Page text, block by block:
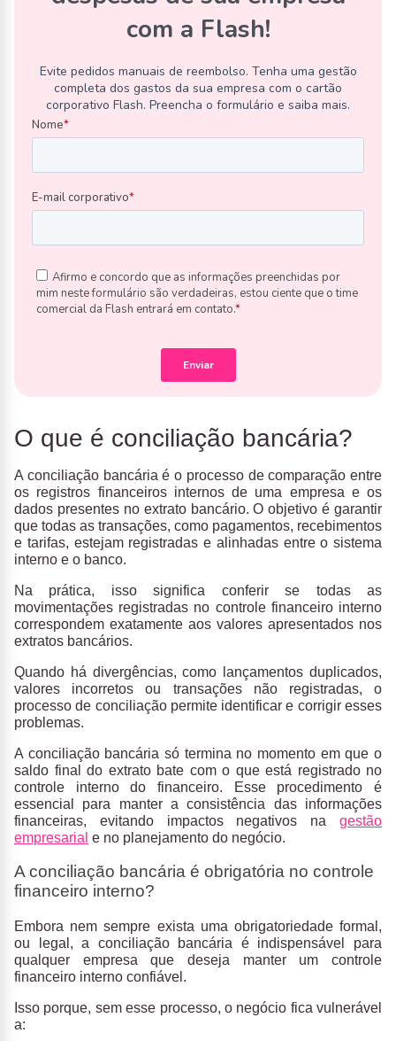
O que é conciliação bancária?
A conciliação bancáriaé o processo decomparação entre
os registros financeiros internos de uma empresa e os
dados presentes no extrato bancário. O objetivo é garantir
que todas as transações, como pagamentos, recebimentos
e tarifas, estejam registradas e alinhadas entre o sistema
interno e o banco.
Na prática, isso significa conferir se todas as
movimentações registradas no controle financeiro interno
correspondem exatamente aos valores apresentados nos
extratos bancários.
Quando há divergências, como lançamentos duplicados,
valores incorretos ou transações não registradas, o
processo de conciliação permite identificar e corrigir esses
problemas.
A conciliação bancária só termina no momento em que o
saldo final do extrato bate com o que está registrado no
controle interno do financeiro. Esse procedimento é
essencial para manter a consistência das informações
financeiras, evitando impactos negativos na gestão
empresarial e no planejamento do negócio.
A conciliação bancária é obrigatória no controle
financeiro interno?
Embora nem sempre exista uma obrigatoriedade formal,
ou legal, a conciliação bancária é indispensável para
qualquer empresaque deseja manter um controle
financeiro interno confiável.
Isso porque, sem esse processo, o negócio fica vulnerável
a: